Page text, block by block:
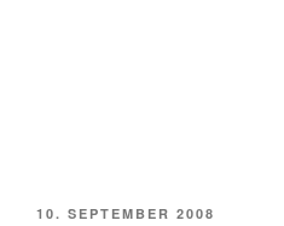
VERÖFFENTLICHT
10. SEPTEMBER 2008